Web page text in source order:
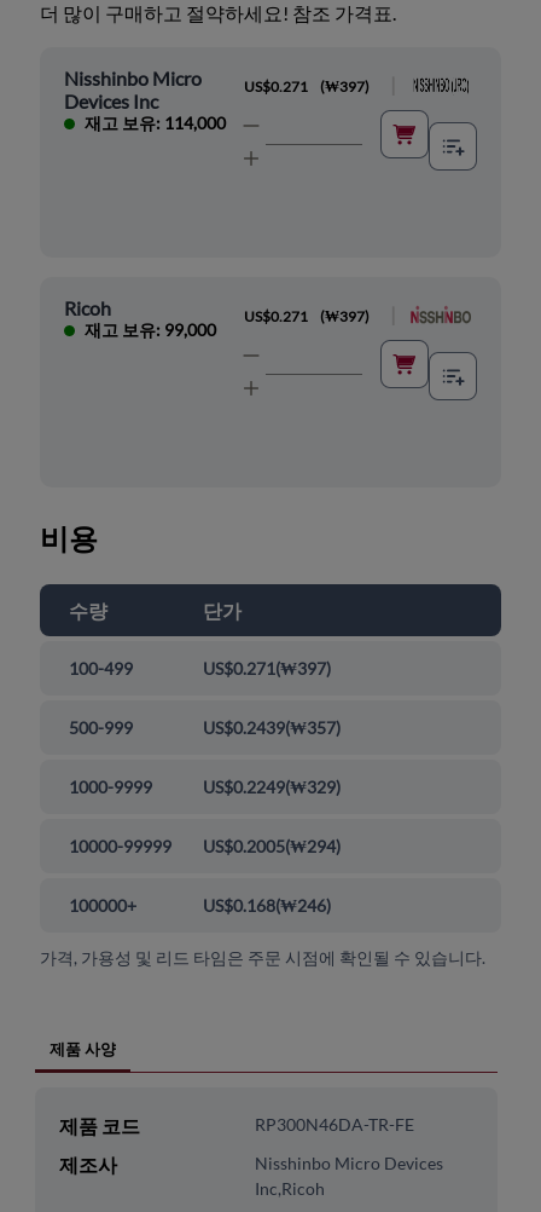
더 많이 구매하고 절약하세요! 참조 가격표.
Nisshinbo Micro
Devices Inc
재고 보유: 114,000
US$0.271 (₩397)
Ricoh
재고 보유: 99,000
US$0.271 (₩397)
비용
수량 단가
100-499 US$0.271(₩397)
500-999 US$0.2439(₩357)
1000-9999 US$0.2249(₩329)
10000-99999 US$0.2005(₩294)
100000+ US$0.168(₩246)
가격, 가용성 및 리드 타임은 주문 시점에 확인될 수 있습니다.
제품 사양
제품 코드 RP300N46DA-TR-FE
제조사
Nisshinbo Micro Devices
Inc,Ricoh